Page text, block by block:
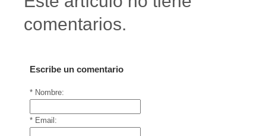
comentarios.
Escribe un comentario
* Nombre:
* Email: